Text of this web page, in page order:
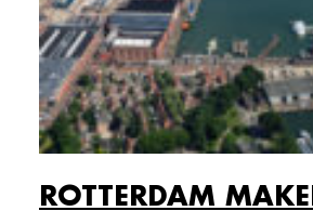
ROTTERDAM